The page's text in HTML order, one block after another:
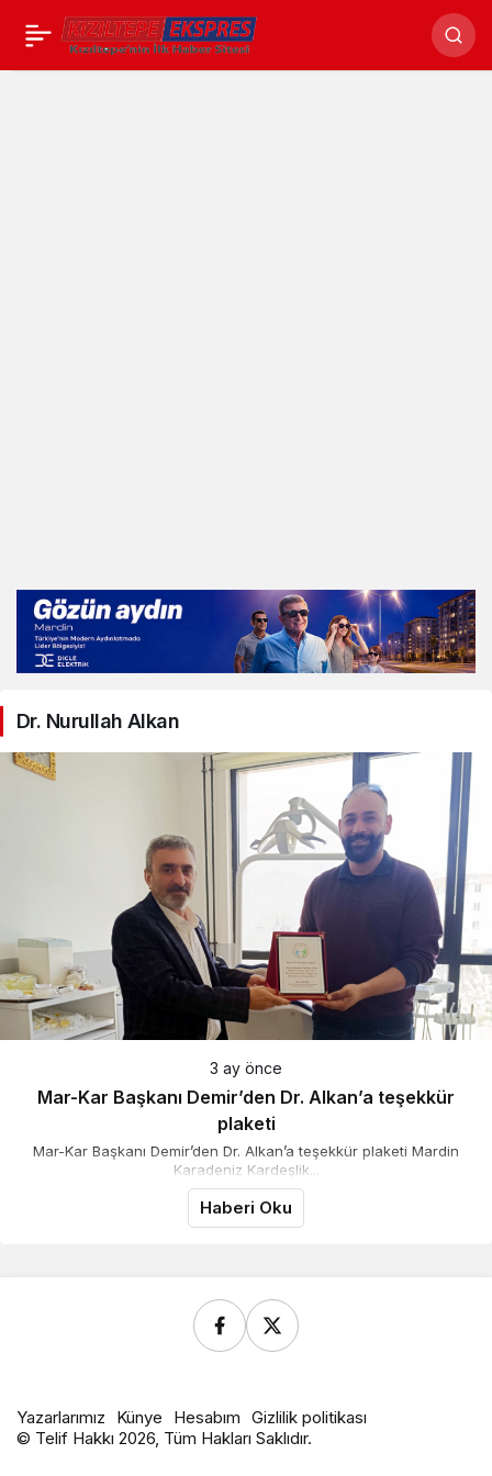
Dr. Nurullah Alkan
3 ay önce
Mar-Kar Başkanı Demir’den Dr. Alkan’a teşekkür
plaketi
Mar-Kar Başkanı Demir’den Dr. Alkan’a teşekkür plaketi Mardin
Karadeniz Kardeşlik...
Haberi Oku
Yazarlarımız Künye Hesabım Gizlilik politikası
© Telif Hakkı 2026, Tüm Hakları Saklıdır.